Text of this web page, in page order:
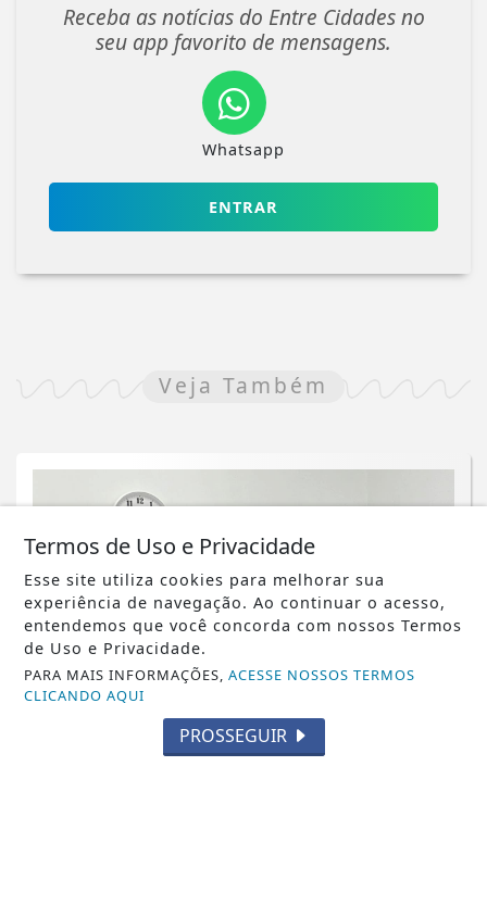
Receba as notícias do Entre Cidades no
seu app favorito de mensagens.
Whatsapp
ENTRAR
Veja Também
Termos de Uso e Privacidade
Esse site utiliza cookies para melhorar sua
experiência de navegação. Ao continuar o acesso,
entendemos que você concorda com nossos Termos
de Uso e Privacidade.
PARA MAIS INFORMAÇÕES,ACESSE NOSSOS TERMOS
CLICANDO AQUI
PROSSEGUIR